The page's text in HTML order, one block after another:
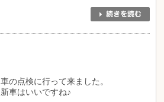
車の点検に行って来ました。
新車はいいですね♪